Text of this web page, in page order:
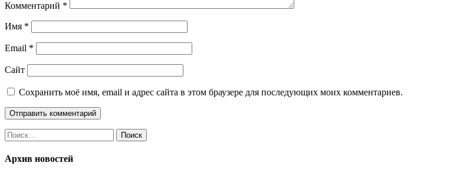
Комментарий *
Имя *
Email *
Сайт
Сохранить моё имя, email и адрес сайта в этом браузере для последующих моих комментариев.
Найти:
Архив новостей